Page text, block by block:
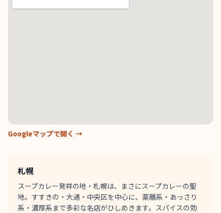
Googleマップで開く →
札幌
スープカレー発祥の地・札幌は、まさにスープカレーの聖
地。すすきの・大通・中央区を中心に、薬膳系・あっさり
系・濃厚系まで多彩な名店がひしめきます。スパイスの効